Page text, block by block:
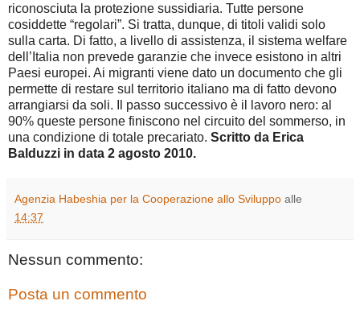
riconosciuta la protezione sussidiaria. Tutte persone
cosiddette “regolari”. Si tratta, dunque, di titoli validi solo
sulla carta. Di fatto, a livello di assistenza, il sistema welfare
dell’Italia non prevede garanzie che invece esistono in altri
Paesi europei. Ai migranti viene dato un documento che gli
permette di restare sul territorio italiano ma di fatto devono
arrangiarsi da soli. Il passo successivo è il lavoro nero: al
90% queste persone finiscono nel circuito del sommerso, in
una condizione di totale precariato. Scritto da Erica
Balduzzi in data 2 agosto 2010.
Agenzia Habeshia per la Cooperazione allo Sviluppo alle
14:37
Nessun commento:
Posta un commento